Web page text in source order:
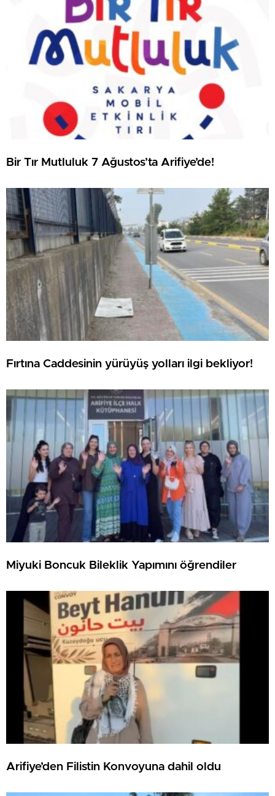
Bir Tır Mutluluk 7 Ağustos’ta Arifiye’de!
Fırtına Caddesinin yürüyüş yolları ilgi bekliyor!
Miyuki Boncuk Bileklik Yapımını öğrendiler
Arifiye’den Filistin Konvoyuna dahil oldu